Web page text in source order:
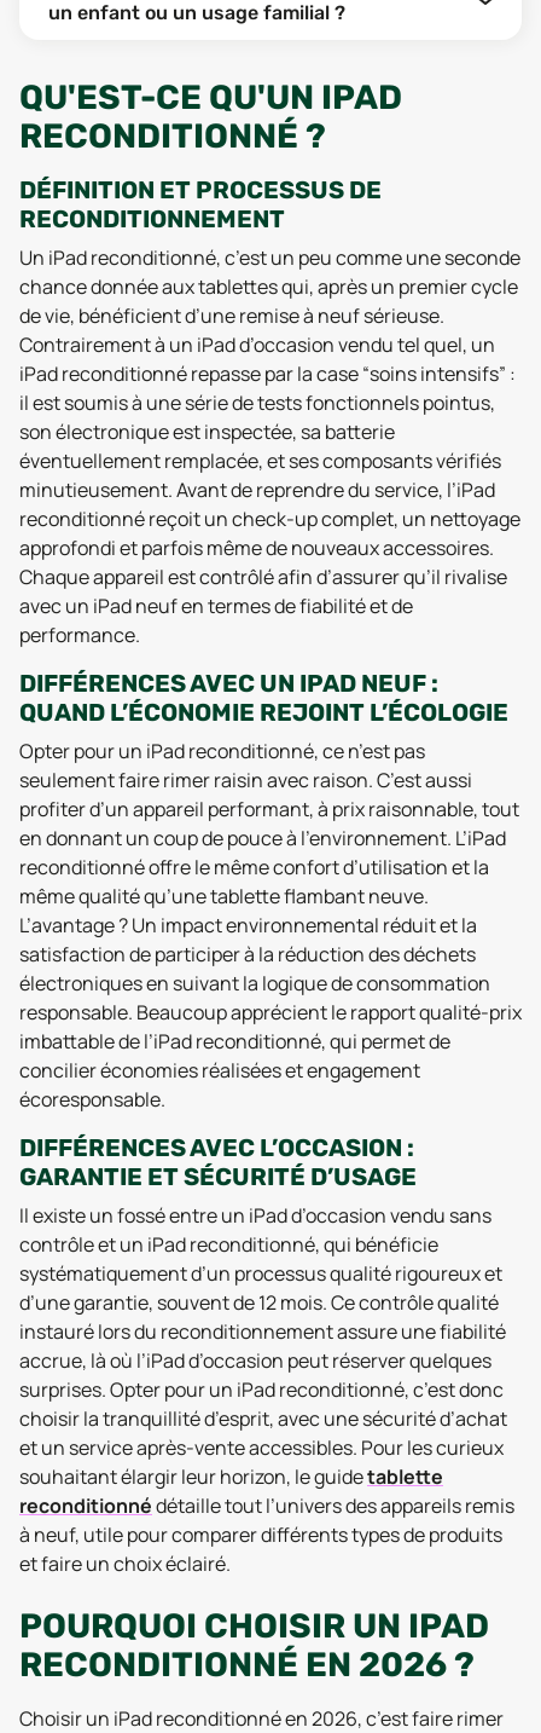
un enfant ou un usage familial ?
QU'EST-CE QU'UN IPAD
RECONDITIONNÉ ?
DÉFINITION ET PROCESSUS DE
RECONDITIONNEMENT
Un iPad reconditionné, c’est un peu comme une seconde
chance donnée aux tablettes qui, après un premier cycle
de vie, bénéficient d’une remise à neuf sérieuse.
Contrairement à un iPad d’occasion vendu tel quel, un
iPad reconditionné repasse par la case “soins intensifs” :
il est soumis à une série de tests fonctionnels pointus,
son électronique est inspectée, sa batterie
éventuellement remplacée, et ses composants vérifiés
minutieusement. Avant de reprendre du service, l’iPad
reconditionné reçoit un check-up complet, un nettoyage
approfondi et parfois même de nouveaux accessoires.
Chaque appareil est contrôlé afin d’assurer qu’il rivalise
avec un iPad neuf en termes de fiabilité et de
performance.
DIFFÉRENCES AVEC UN IPAD NEUF :
QUAND L’ÉCONOMIE REJOINT L’ÉCOLOGIE
Opter pour un iPad reconditionné, ce n’est pas
seulement faire rimer raisin avec raison. C’est aussi
profiter d’un appareil performant, à prix raisonnable, tout
en donnant un coup de pouce à l’environnement. L’iPad
reconditionné offre le même confort d’utilisation et la
même qualité qu’une tablette flambant neuve.
L’avantage ? Un impact environnemental réduit et la
satisfaction de participer à la réduction des déchets
électroniques en suivant la logique de consommation
responsable. Beaucoup apprécient le rapport qualité-prix
imbattable de l’iPad reconditionné, qui permet de
concilier économies réalisées et engagement
écoresponsable.
DIFFÉRENCES AVEC L’OCCASION :
GARANTIE ET SÉCURITÉ D’USAGE
Il existe un fossé entre un iPad d’occasion vendu sans
contrôle et un iPad reconditionné, qui bénéficie
systématiquement d’un processus qualité rigoureux et
d’une garantie, souvent de 12 mois. Ce contrôle qualité
instauré lors du reconditionnement assure une fiabilité
accrue, là où l’iPad d’occasion peut réserver quelques
surprises. Opter pour un iPad reconditionné, c’est donc
choisir la tranquillité d’esprit, avec une sécurité d’achat
et un service après-vente accessibles. Pour les curieux
souhaitant élargir leur horizon, le guidetablette
reconditionnédétaille tout l’univers des appareils remis
à neuf, utile pour comparer différents types de produits
et faire un choix éclairé.
POURQUOI CHOISIR UN IPAD
RECONDITIONNÉ EN 2026 ?
Choisir un iPad reconditionné en 2026, c’est faire rimer